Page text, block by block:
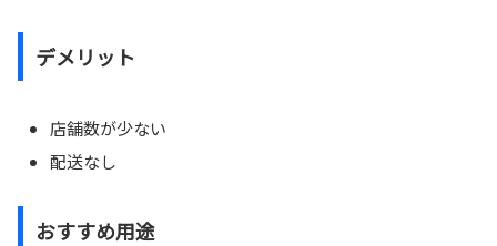
デメリット
店舗数が少ない
配送なし
おすすめ用途